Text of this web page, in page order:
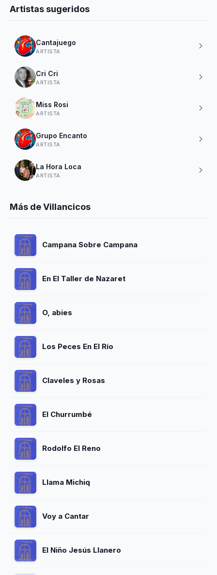
Artistas sugeridos
Cantajuego
ARTISTA
Cri Cri
ARTISTA
Miss Rosi
ARTISTA
Grupo Encanto
ARTISTA
La Hora Loca
ARTISTA
Más de Villancicos
Campana Sobre Campana
En El Taller de Nazaret
O, abies
Los Peces En El Río
Claveles y Rosas
El Churrumbé
Rodolfo El Reno
Llama Michiq
Voy a Cantar
El Niño Jesús Llanero